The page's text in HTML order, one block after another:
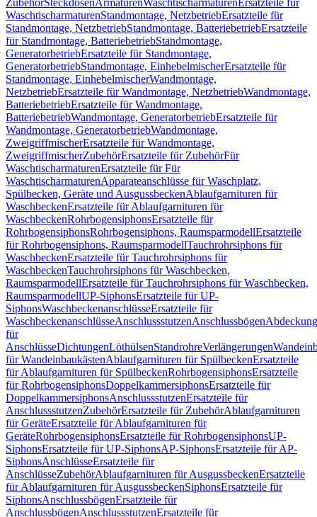
ZubehörSteckdosenArmaturenWaschtischarmaturen Ersatzteile für
WaschtischarmaturenStandmontage, NetzbetriebErsatzteile für
Standmontage, NetzbetriebStandmontage, BatteriebetriebErsatzteile
für Standmontage, BatteriebetriebStandmontage,
GeneratorbetriebErsatzteile für Standmontage,
GeneratorbetriebStandmontage, EinhebelmischerErsatzteile für
Standmontage, EinhebelmischerWandmontage,
NetzbetriebErsatzteile für Wandmontage, NetzbetriebWandmontage,
BatteriebetriebErsatzteile für Wandmontage,
BatteriebetriebWandmontage, GeneratorbetriebErsatzteile für
Wandmontage, GeneratorbetriebWandmontage,
ZweigriffmischerErsatzteile für Wandmontage,
ZweigriffmischerZubehörErsatzteile für ZubehörFür
WaschtischarmaturenErsatzteile für Für
WaschtischarmaturenApparateanschlüsse für Waschplatz,
Spülbecken, Geräte und AusgussbeckenAblaufgarnituren für
WaschbeckenErsatzteile für Ablaufgarnituren für
WaschbeckenRohrbogensiphonsErsatzteile für
RohrbogensiphonsRohrbogensiphons, RaumsparmodellErsatzteile
für Rohrbogensiphons, RaumsparmodellTauchrohrsiphons für
WaschbeckenErsatzteile für Tauchrohrsiphons für
WaschbeckenTauchrohrsiphons für Waschbecken,
RaumsparmodellErsatzteile für Tauchrohrsiphons für Waschbecken,
RaumsparmodellUP-SiphonsErsatzteile für UP-
SiphonsWaschbeckenanschlüsseErsatzteile für
WaschbeckenanschlüsseAnschlussstutzenAnschlussbögen
für
AnschlüsseDichtungenLöthülsenStandrohreVerlängerungen
für WandeinbaukästenAblaufgarnituren für SpülbeckenErsatzteile
für Ablaufgarnituren für SpülbeckenRohrbogensiphonsErsatzteile
für RohrbogensiphonsDoppelkammersiphonsErsatzteile für
DoppelkammersiphonsAnschlussstutzenErsatzteile für
AnschlussstutzenZubehörErsatzteile für ZubehörAblaufgarnituren
für GeräteErsatzteile für Ablaufgarnituren für
GeräteRohrbogensiphonsErsatzteile für RohrbogensiphonsUP-
SiphonsErsatzteile für UP-SiphonsAP-SiphonsErsatzteile für AP-
SiphonsAnschlüsseErsatzteile für
AnschlüsseZubehörAblaufgarnituren für AusgussbeckenErsatzteile
für Ablaufgarnituren für AusgussbeckenSiphonsErsatzteile für
SiphonsAnschlussbögenErsatzteile für
AnschlussbögenAnschlussstutzenErsatzteile für